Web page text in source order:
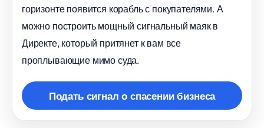
оризонте появится корабль с покупателями. А
можно построить мощный сигнальный маяк
Директе, который притянет к вам все
проплывающие мимо суда.
Подать сигнал о спасении бизнеса